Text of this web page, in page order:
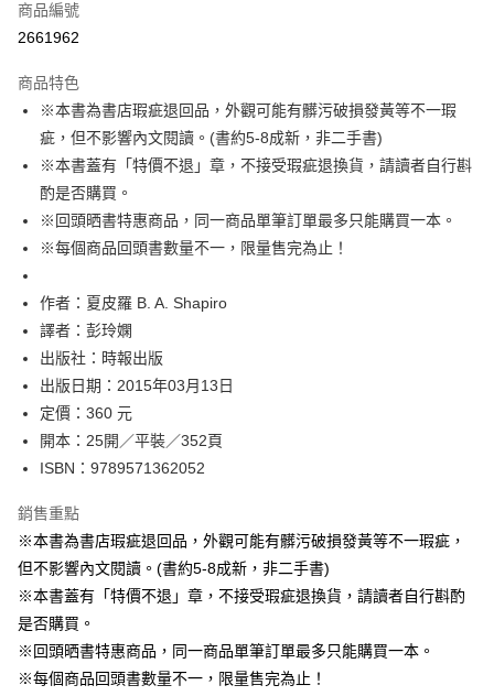
ATM付款
運送方式
付款後全家取貨
每筆NT$60，滿NT$499(含以上)免運費
付款後7-11取貨
每筆NT$60，滿NT$499(含以上)免運費
宅配
每筆NT$100，滿NT$499(含以上)免運費
商品編號
2661962
商品特色
※本書為書店瑕疵退回品，外觀可能有髒污破損發黃等不一瑕
疵，但不影響內文閱讀。(書約5-8成新，非二手書)
※本書蓋有「特價不退」章，不接受瑕疵退換貨，請讀者自行斟
酌是否購買。
※回頭晒書特惠商品，同一商品單筆訂單最多只能購買一本。
※每個商品回頭書數量不一，限量售完為止！
作者：夏皮羅 B. A. Shapiro
譯者：彭玲嫻
出版社：時報出版
出版日期：2015年03月13日
定價：360 元
開本：25開／平裝／352頁
ISBN：9789571362052
銷售重點
※本書為書店瑕疵退回品，外觀可能有髒污破損發黃等不一瑕疵，
但不影響內文閱讀。(書約5-8成新，非二手書)
※本書蓋有「特價不退」章，不接受瑕疵退換貨，請讀者自行斟酌
是否購買。
※回頭晒書特惠商品，同一商品單筆訂單最多只能購買一本。
※每個商品回頭書數量不一，限量售完為止！